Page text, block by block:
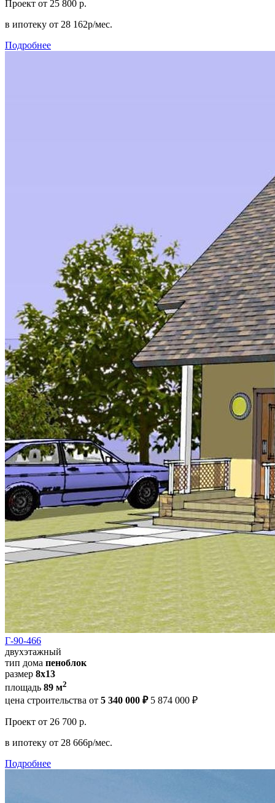
Проект от 25 800 р.
в ипотеку от 28 162р/мес.
Подробнее
Г-90-466
двухэтажный
тип дома пеноблок
размер 8х13
площадь 89 м2
цена строительства от 5 340 000 ₽ 5 874 000 ₽
Проект от 26 700 р.
в ипотеку от 28 666р/мес.
Подробнее